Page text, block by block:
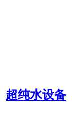
超纯水设备